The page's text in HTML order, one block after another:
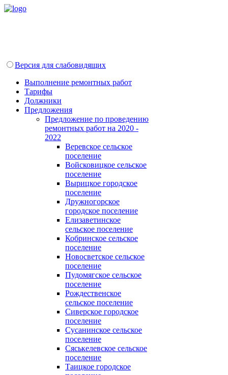
Версия для слабовидящих
Выполнение ремонтных работ
Тарифы
Должники
Предложения
Предложение по проведению
ремонтных работ на 2020 -
2022
Веревское сельское
поселение
Войсковицкое сельское
поселение
Вырицкое городское
поселение
Дружногорское
городское поселение
Елизаветинское
сельское поселение
Кобринское сельское
поселение
Новосветское сельское
поселение
Пудомягское сельское
поселение
Рождественское
сельское поселение
Сиверское городское
поселение
Сусанинское сельское
поселение
Сяськелевское сельское
поселение
Таицкое городское